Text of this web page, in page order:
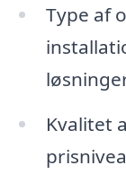
Type af
Kvalitet